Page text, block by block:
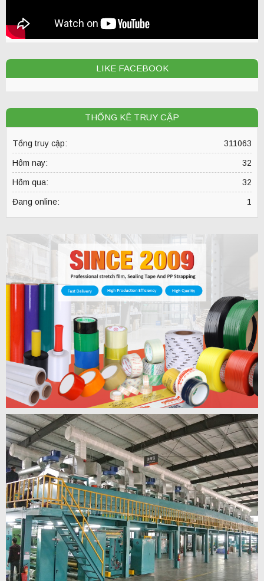
LIKE FACEBOOK
THỐNG KÊ TRUY CẬP
311063
Tổng truy cập:
32
Hôm nay:
32
Hôm qua:
1
Đang online: